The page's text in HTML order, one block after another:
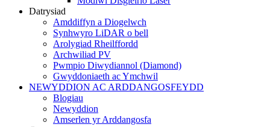
Datrysiad
Amddiffyn a Diogelwch
Synhwyro LiDAR o bell
Arolygiad Rheilffordd
Archwiliad PV
Pwmpio Diwydiannol (Diamond)
Gwyddoniaeth ac Ymchwil
NEWYDDION AC ARDDANGOSFEYDD
Blogiau
Newyddion
Amserlen yr Arddangosfa